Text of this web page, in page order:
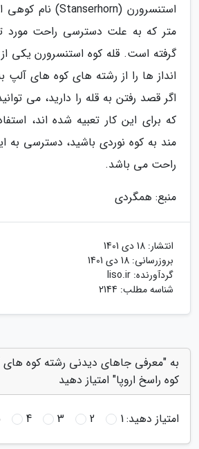
متر که به علت دسترسی راحت مورد
گرفته است. قله کوه استنسرورن یکی
انداز ها را از رشته های کوه های
اگر قصد رفتن به قله را دارید، می
که برای این کار تعبیه شده اند،
مند به کوه نوردی باشید، دسترسی به
راحت می باشد.
منبع: همگردی
انتشار: 18 دی 1401
بروزرسانی: 18 دی 1401
گردآورنده: liso.ir
شناسه مطلب: 2144
به "معرفی جاهای دیدنی رشته کوه
کوه راسخ اروپا" امتیاز دهید
امتیاز دهید:1
2
3
4